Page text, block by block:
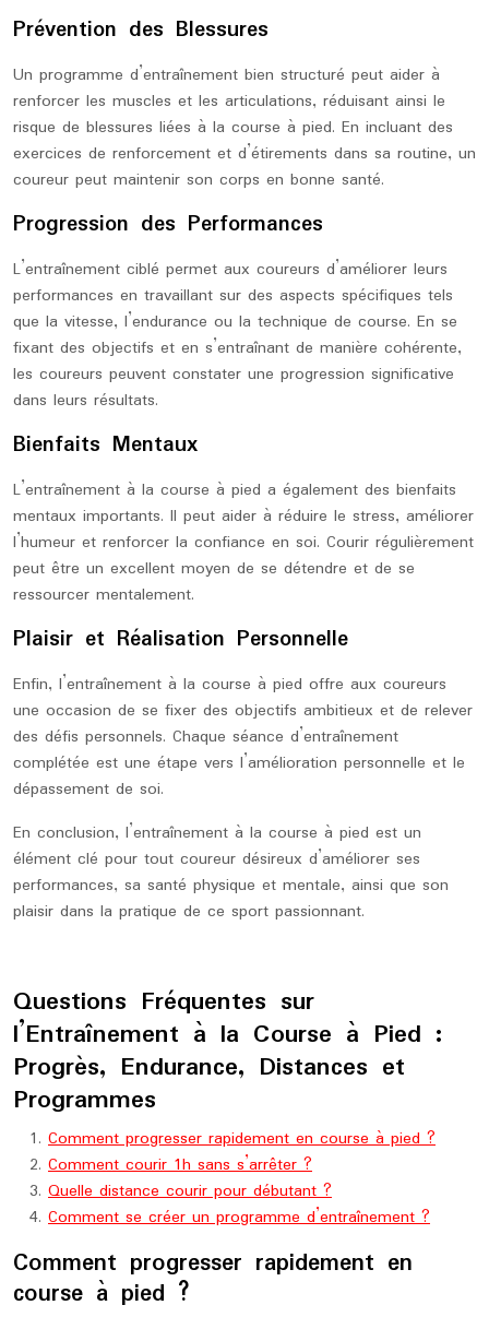
Prévention des Blessures
Un programme d’entraînement bien structuré peut aider à
renforcer les muscles et les articulations, réduisant ainsi le
risque de blessures liées à la course à pied. En incluant des
exercices de renforcement et d’étirements dans sa routine, un
coureur peut maintenir son corps en bonne santé.
Progression des Performances
L’entraînement ciblé permet aux coureurs d’améliorer leurs
performances en travaillant sur des aspects spécifiques tels
que la vitesse, l’endurance ou la technique de course. En se
fixant des objectifs et en s’entraînant de manière cohérente,
les coureurs peuvent constater une progression significative
dans leurs résultats.
Bienfaits Mentaux
L’entraînement à la course à pied a également des bienfaits
mentaux importants. Il peut aider à réduire le stress, améliorer
l’humeur et renforcer la confiance en soi. Courir régulièrement
peut être un excellent moyen de se détendre et de se
ressourcer mentalement.
Plaisir et Réalisation Personnelle
Enfin, l’entraînement à la course à pied offre aux coureurs
une occasion de se fixer des objectifs ambitieux et de relever
des défis personnels. Chaque séance d’entraînement
complétée est une étape vers l’amélioration personnelle et le
dépassement de soi.
En conclusion, l’entraînement à la course à pied est un
élément clé pour tout coureur désireux d’améliorer ses
performances, sa santé physique et mentale, ainsi que son
plaisir dans la pratique de ce sport passionnant.
Questions Fréquentes sur
l’Entraînement à la Course à Pied :
Progrès, Endurance, Distances et
Programmes
Comment progresser rapidement en course à pied ?
Comment courir 1h sans s’arrêter ?
Quelle distance courir pour débutant ?
Comment se créer un programme d’entraînement ?
Comment progresser rapidement en
course à pied ?